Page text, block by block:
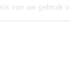
van uw gebruik